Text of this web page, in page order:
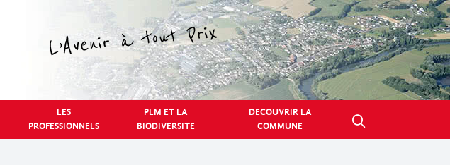
LES
PROFESSIONNELS
PLM ET LA
BIODIVERSITE
DECOUVRIR LA
COMMUNE